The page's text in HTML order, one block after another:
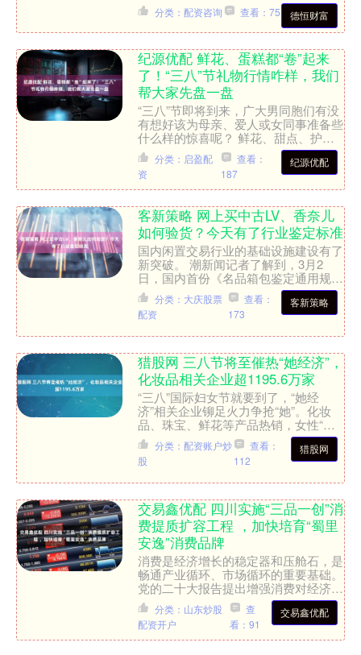
蝶计划”得到了渝中区政府的大力支
持，渝中区政府与大都会....
德恒财富
分类：配资咨询 查看：75
纪源优配 鲜花、蛋糕都“卷”起来
了！“三八”节礼物行情咋样，我们
帮大家先盘一盘
“三八”节即将到来，广大男同胞们有没
有想好该为母亲、爱人或女同事准备些
什么样的惊喜呢？ 鲜花、甜点、护肤
品，大概是礼物清单里最常见的几样东
西了吧。节日将近，这些....
纪源优配
分类：启盈配
资
查看：
187
客新策略 网上买中古LV、香奈儿
如何验货？今天有了行业鉴定标准
国内闲置交易行业的基础设施建设有了
新突破。 潮新闻记者了解到，3月2
日，国内首份《名品箱包鉴定通用规
范》发布（以下简称《规范》）。该规
范由国内最大的闲置交易平台....客新策略
分类：大庆股票
配资
查看：
173
猎股网 三八节将至催热“她经济”，
化妆品相关企业超1195.6万家
“三八”国际妇女节就要到了，“她经
济”相关企业铆足火力争抢“她”。化妆
品、珠宝、鲜花等产品热销，女性“悦
己消费”成为新趋势，同时，越来越多
的男性也不忘在节日里，....
猎股网
分类：配资账户炒
股
查看：
112
交易鑫优配 四川实施“三品一创”消
费提质扩容工程 ，加快培育“蜀里
安逸”消费品牌
消费是经济增长的稳定器和压舱石，是
畅通产业循环、市场循环的重要基础。
党的二十大报告提出增强消费对经济发
展的基础性作用；中央经济工作会议强
调把恢复和扩大消费摆在优....交易鑫优配
分类：山东炒股
配资开户
查
看：91